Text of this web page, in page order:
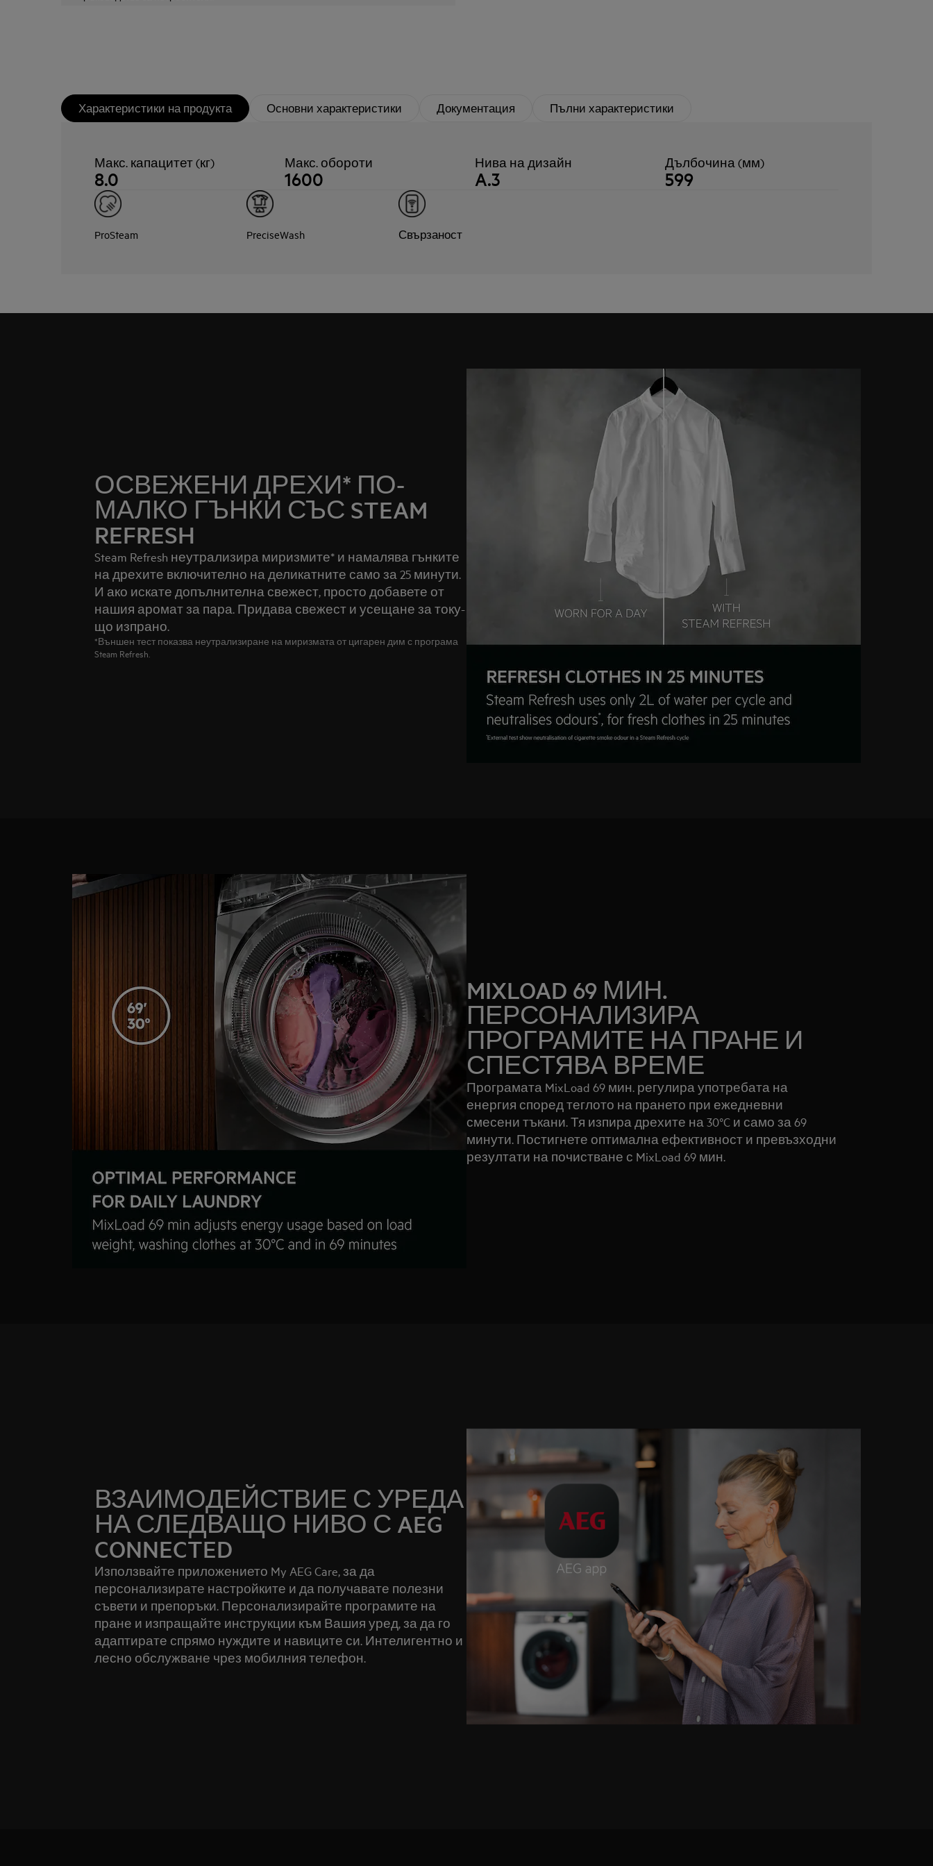
Характеристики на продукта Основни характеристики Документация Пълни характеристики
Макс. капацитет (кг)
8.0
Макс. обороти
1600
Нива на дизайн
A.3
Дълбочина (мм)
599
ProSteam PreciseWash Свързаност
ОСВЕЖЕНИ ДРЕХИ* ПО-
МАЛКО ГЪНКИ СЪС STEAM
REFRESH
Steam Refresh неутрализира миризмите* и намалява гънките
на дрехите включително на деликатните само за 25 минути.
И ако искате допълнителна свежест, просто добавете от
нашия аромат за пара. Придава свежест и усещане за току-
що изпрано.
*Външен тест показва неутрализиране на миризмата от цигарен дим с програма
Steam Refresh.
MIXLOAD 69 МИН.
ПЕРСОНАЛИЗИРА
ПРОГРАМИТЕ НА ПРАНЕ И
СПЕСТЯВА ВРЕМЕ
Програмата MixLoad 69 мин. регулира употребата на
енергия според теглото на прането при ежедневни
смесени тъкани. Тя изпира дрехите на 30°C и само за 69
минути. Постигнете оптимална ефективност и превъзходни
резултати на почистване с MixLoad 69 мин.
ВЗАИМОДЕЙСТВИЕ С УРЕДА
НА СЛЕДВАЩО НИВО С AEG
CONNECTED
Използвайте приложението My AEG Care, за да
персонализирате настройките и да получавате полезни
съвети и препоръки. Персонализирайте програмите на
пране и изпращайте инструкции към Вашия уред, за да го
адаптирате спрямо нуждите и навиците си. Интелигентно и
лесно обслужване чрез мобилния телефон.